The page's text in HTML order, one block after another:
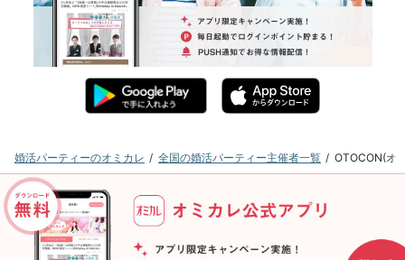
婚活パーティーのオミカレ 全国の婚活パーティー主催者一覧 OTOCON(オ